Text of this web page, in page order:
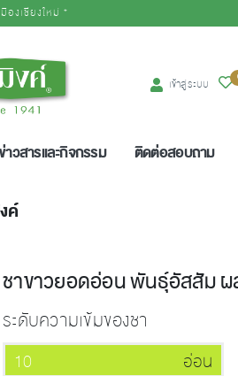
องเชียงใหม่ *
เข้าสู่ระบบ
าวสารและกิจกรรม ติดต่อสอบถาม
ค์
ชาขาวยอดอ่อน พันธุ์อัสสัม
ระดับความเข้มของชา
10
อ่อน